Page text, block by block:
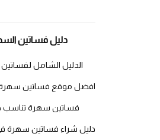
دليل فساتين
الدليل الشامل
افضل موقع فساتين سهرة
فساتين سهرة
دليل شراء فساتين سهرة